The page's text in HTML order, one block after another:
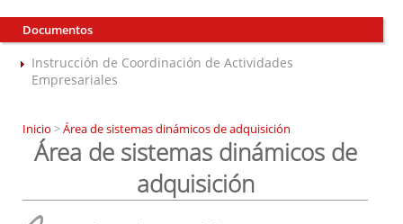
Documentos
Instrucción de Coordinación de Actividades
Empresariales
Inicio >Área de sistemas dinámicos de adquisición
Área de sistemas dinámicos de
adquisición